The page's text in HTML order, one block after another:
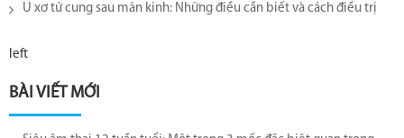
U xơ tử cung sau mãn kinh: Những điều cần biết và cách điều trị
left
BÀI VIẾT MỚI